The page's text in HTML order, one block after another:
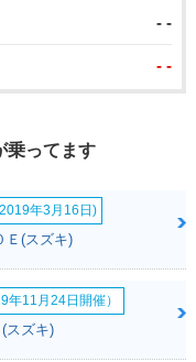
- -
- -
乗ってます
年3月16日)
Ｅ(スズキ)
11月24日開催）
スズキ)